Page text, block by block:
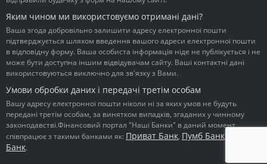
Яким чином ми використовуємо отримані дані?
Ваша згода добровільно залишити адресу електронної пошти
підтверджується шляхом введення вашого адреси електронної пошти
в відповідну форму. Ваша особиста інформація ніде не публікується і не
може бути доступна іншим відвідувачам сайту. Ваші контактні дані
використовуються виключно для зв'язку з Вами.
Умови обробки даних і передачі третім особам
Вашу адресу електронної пошти ніколи ні за яких умов не будуть
передані третім особам, за винятком випадків, згаданих у чинному
законодавстві.Фінансовий портал "Наші Банки" в даний момент
співпрацює з такими банками як: Приват Банк, Пумб Банк
Банк.